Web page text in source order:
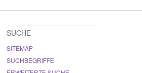
SUCHE
SITEMAP
SUCHBEGRIFFE